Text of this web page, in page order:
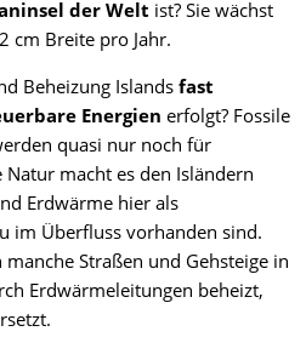
der Welt ist? Sie wächst
cm Breite pro Jahr.
Beheizung Islands fast
Energien erfolgt? Fossile
quasi nur noch für
Natur macht es den Isländern
Erdwärme hier als
im Überfluss vorhanden sind.
manche Straßen und Gehsteige in
Erdwärmeleitungen beheizt,